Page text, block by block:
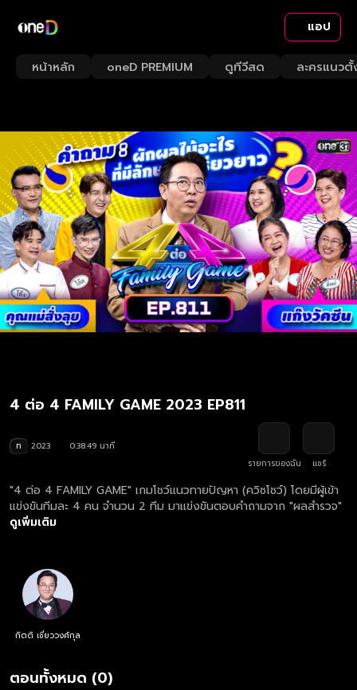
แอป
หน้าหลัก oneD PREMIUM ดูทีวีสด ละครแนวตั้
4 ต่อ 4 FAMILY GAME 2023 EP811
ท 2023
0:38:49 นาที
รายการของฉัน
แชร์
"4 ต่อ 4 FAMILY GAME" เกมโชว์แนวทายปัญหา (ควิซโชว์) โดยมีผู้เข้า
แข่งขันทีมละ 4 คน จำนวน 2 ทีม มาแข่งขันตอบคำถามจาก "ผลสำรวจ"
ดูเพิ่มเติม
กิตติ เชี่ยววงศ์กุล
ตอนทั้งหมด (0)